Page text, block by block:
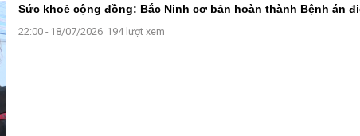
Sức khoẻ cộng đồng: Bắc Ninh cơ bản hoàn thành Bệnh án
22:00 - 18/07/2026 194 lượt xem